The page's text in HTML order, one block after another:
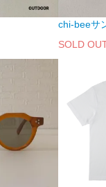
chi-beeサ
SOLD